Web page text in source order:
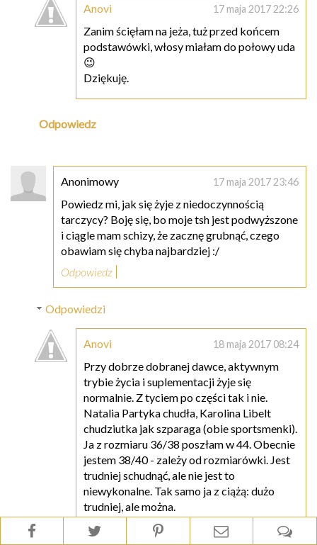
Anovi 17 maja 2017 22:26
Zanim ścięłam na jeża, tuż przed końcem
podstawówki, włosy miałam do połowy uda
😉
Dziękuję.
Odpowiedz
Anonimowy 17 maja 2017 23:46
Powiedz mi, jak się żyje z niedoczynnością
tarczycy? Boję się, bo moje tsh jest podwyższone
i ciągle mam schizy, że zacznę grubnąć, czego
obawiam się chyba najbardziej :/
Odpowiedz
Odpowiedzi
Anovi 18 maja 2017 08:24
Przy dobrze dobranej dawce, aktywnym
trybie życia i suplementacji żyje się
normalnie. Z tyciem po części tak i nie.
Natalia Partyka chudła, Karolina Libelt
chudziutka jak szparaga (obie sportsmenki).
Ja z rozmiaru 36/38 poszłam w 44. Obecnie
jestem 38/40 - zależy od rozmiarówki. Jest
trudniej schudnąć, ale nie jest to
niewykonalne. Tak samo ja z ciążą: dużo
trudniej, ale można.